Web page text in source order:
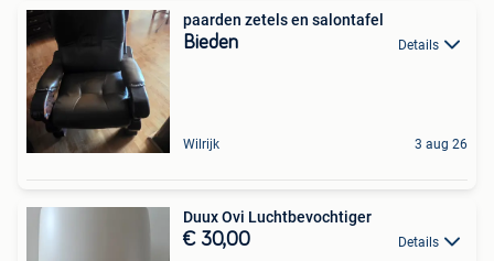
paarden zetels en salontafel
Bieden Details
Wilrijk 3 aug 26
Duux Ovi Luchtbevochtiger
€ 30,00 Details